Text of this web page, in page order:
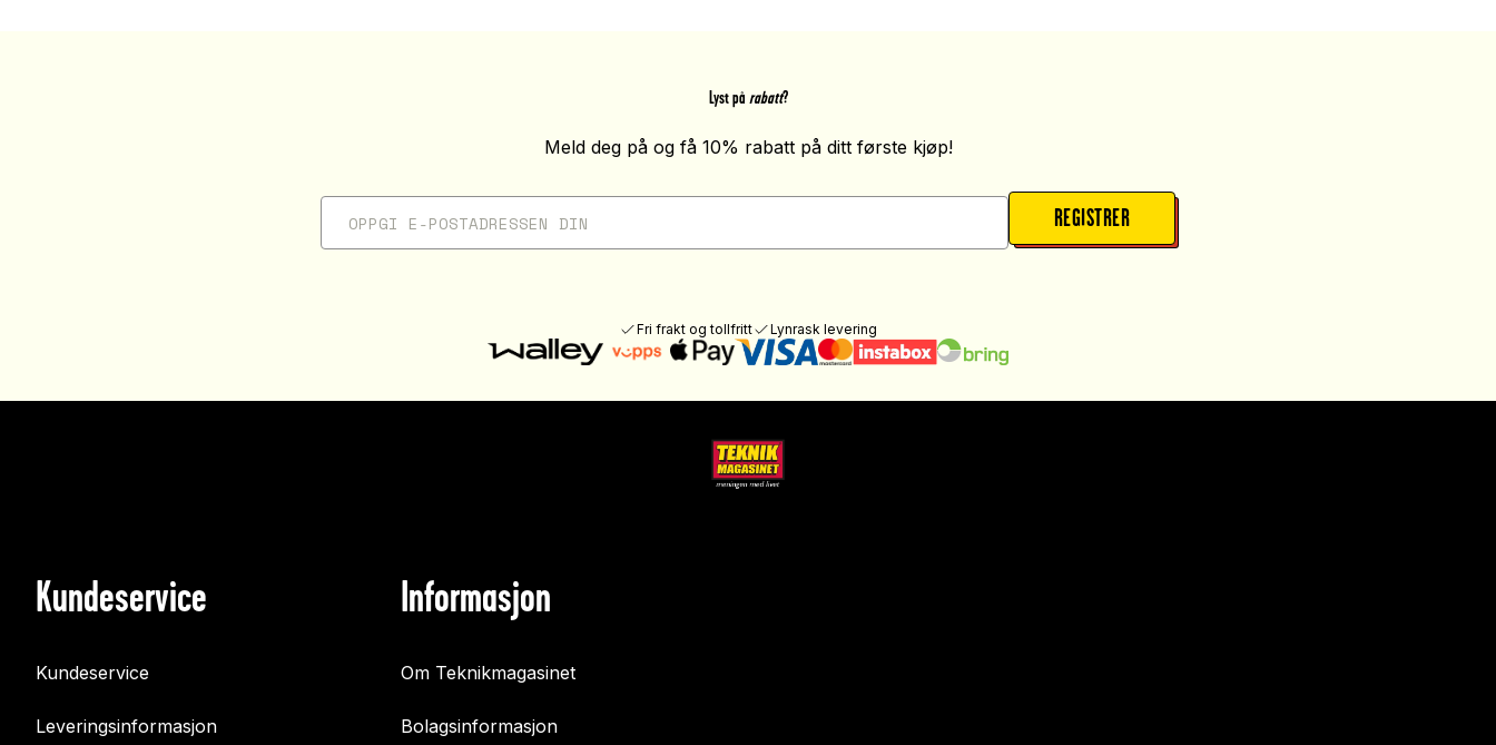
Lyst på rabatt?
Meld deg på og få 10% rabatt på ditt første kjøp!
REGISTRER
Fri frakt og tollfritt Lynrask levering
Kundeservice
Kundeservice
Leveringsinformasjon
Informasjon
Om Teknikmagasinet
Bolagsinformasjon